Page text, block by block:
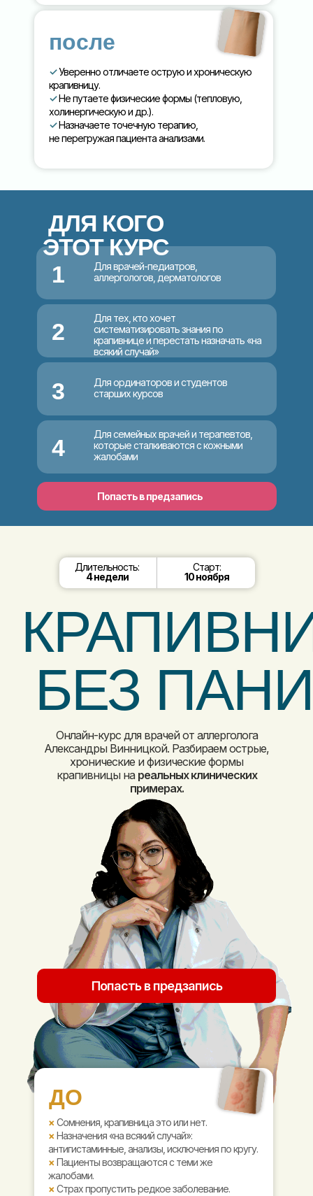
после
✓Уверенно отличаете острую и хроническую
крапивницу.
✓Не путаете физические формы (тепловую,
холинергическую и др.).
✓Назначаете точечную терапию,
не перегружая пациента анализами.
Для семейных врачей и терапевтов,
которые сталкиваются с кожными
жалобами
Для тех, кто хочет
систематизировать знания по
крапивнице и перестать назначать «на
всякий случай»
Для ординаторов и студентов
старших курсов
Для врачей-педиатров,
аллергологов, дерматологов
ДЛЯ КОГО
ЭТОТ КУРС
4
3
2
1
Попасть в предзапись
БЕЗ
Старт:
10 ноября
Длительность:
4 недели
Онлайн-курс для врачей от аллерголога
Александры Винницкой. Разбираем острые,
хронические и физические формы
крапивницы на реальных клинических
примерах.
ДО
×Сомнения, крапивница это или нет.
×Назначения «на всякий случай»:
антигистаминные, анализы, исключения по кругу.
×Пациенты возвращаются с теми же
жалобами.
×Страх пропустить редкое заболевание.
Попасть в предзапись